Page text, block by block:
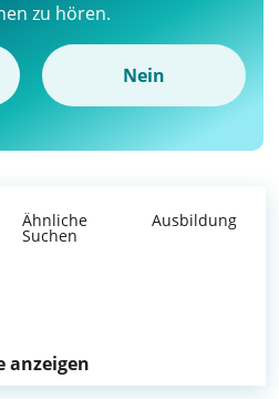
zu hören.
Nein
Ähnliche
Suchen
Ausbildung
anzeigen